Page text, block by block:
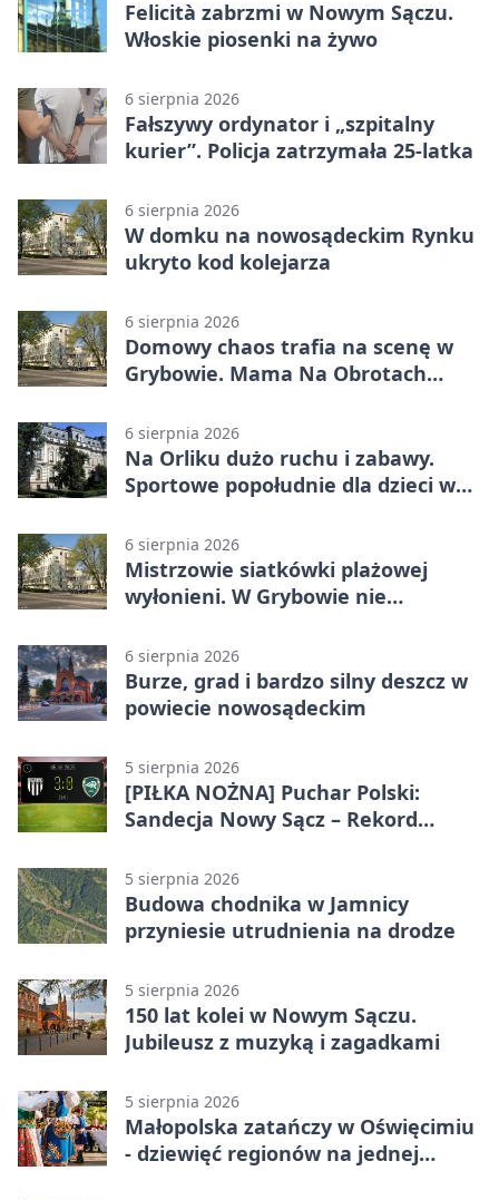
Felicità zabrzmi w Nowym Sączu.
Włoskie piosenki na żywo
6 sierpnia 2026
Fałszywy ordynator i „szpitalny
kurier”. Policja zatrzymała 25-latka
6 sierpnia 2026
W domku na nowosądeckim Rynku
ukryto kod kolejarza
6 sierpnia 2026
Domowy chaos trafia na scenę w
Grybowie. Mama Na Obrotach
6 sierpnia 2026
Na Orliku dużo ruchu i zabawy.
Sportowe popołudnie dla dzieci w
6 sierpnia 2026
Mistrzowie siatkówki plażowej
wyłonieni. W Grybowie nie
6 sierpnia 2026
Burze, grad i bardzo silny deszcz w
powiecie nowosądeckim
5 sierpnia 2026
[PIŁKA NOŻNA] Puchar Polski:
Sandecja Nowy Sącz – Rekord
5 sierpnia 2026
Budowa chodnika w Jamnicy
przyniesie utrudnienia na drodze
5 sierpnia 2026
150 lat kolei w Nowym Sączu.
Jubileusz z muzyką i zagadkami
5 sierpnia 2026
Małopolska zatańczy w Oświęcimiu
- dziewięć regionów na jednej